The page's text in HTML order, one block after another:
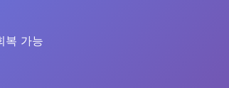
복 가능